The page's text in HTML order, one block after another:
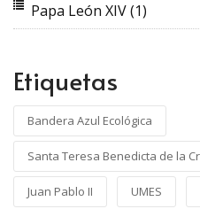
Papa León XIV(1)
Etiquetas
Bandera Azul Ecológica
Santa Teresa Benedicta de la
Juan Pablo II UMES